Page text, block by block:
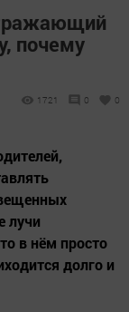
почему
1721 0 0
лучи
в нём просто
долго и